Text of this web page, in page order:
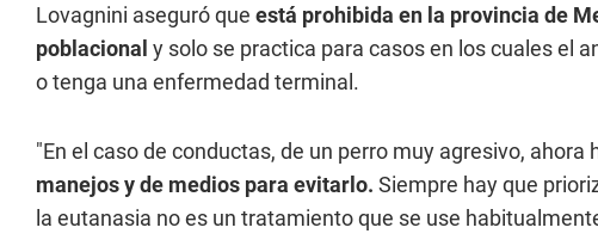
Lovagnini aseguró que está prohibida en la provincia de
poblacional y solo se practica para casos en los cuales el
o tenga una enfermedad terminal.
"En el caso de conductas, de un perro muy agresivo, ahora
manejos y de medios para evitarlo. Siempre hay que
la eutanasia no es un tratamiento que se use